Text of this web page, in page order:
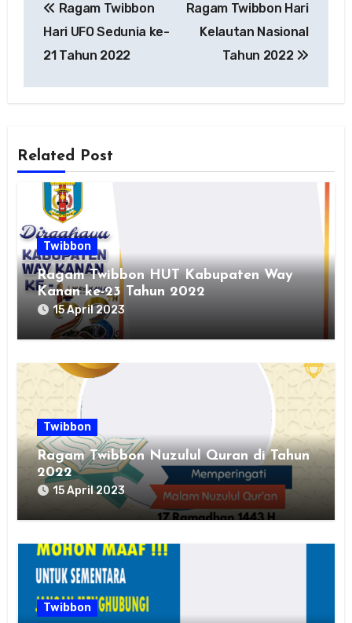
pos
Ragam Twibbon
Hari UFO Sedunia ke-
21 Tahun 2022
Ragam Twibbon Hari
Kelautan Nasional
Tahun 2022
Related Post
Twibbon
Ragam Twibbon HUT Kabupaten Way
Kanan ke-23 Tahun 2022
15 April 2023
Twibbon
Ragam Twibbon Nuzulul Quran di Tahun
2022
15 April 2023
Twibbon